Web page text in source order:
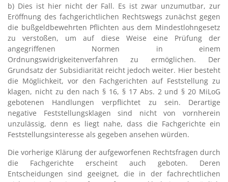
b) Dies ist hier nicht der Fall. Es ist zwar unzumutbar, zur
Eröffnung des fachgerichtlichen Rechtswegs zunächst gegen
die bußgeldbewehrten Pflichten aus dem Mindestlohngesetz
zu verstoßen, um auf diese Weise eine Prüfung der
angegriffenen Normen in einem
Ordnungswidrigkeitenverfahren zu ermöglichen. Der
Grundsatz der Subsidiarität reicht jedoch weiter. Hier besteht
die Möglichkeit, vor den Fachgerichten auf Feststellung zu
klagen, nicht zu den nach § 16, § 17 Abs. 2 und § 20 MiLoG
gebotenen Handlungen verpflichtet zu sein. Derartige
negative Feststellungsklagen sind nicht von vornherein
unzulässig, denn es liegt nahe, dass die Fachgerichte ein
Feststellungsinteresse als gegeben ansehen würden.
Die vorherige Klärung der aufgeworfenen Rechtsfragen durch
die Fachgerichte erscheint auch geboten. Deren
Entscheidungen sind geeignet, die in der fachrechtlichen